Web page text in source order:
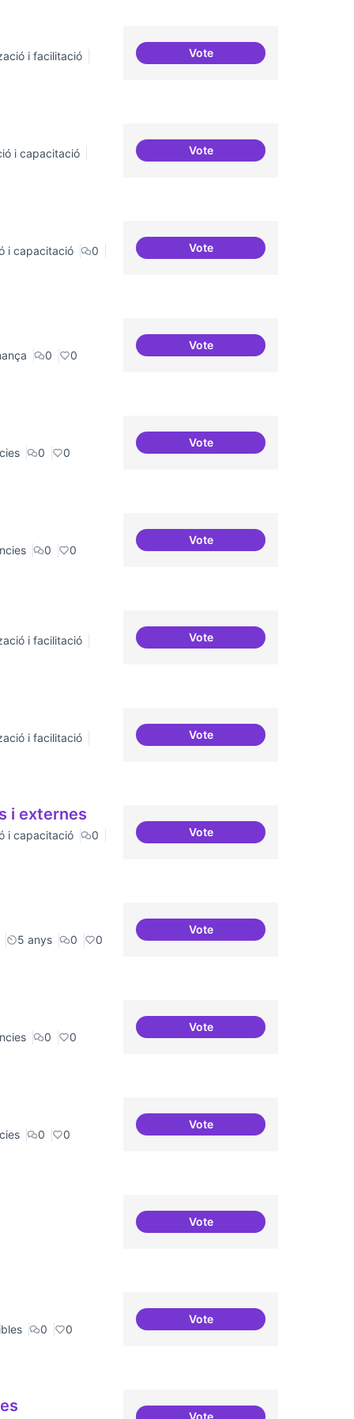
i facilitació
VoteSuport a projectes digitals i
i capacitació
VoteServei estable de migració al
i capacitació
0
VoteSensibilització FLOSS
0 0
VoteRevisió interna del Model
0 0
VoteResidències i governança
0 0
VoteResidències d'èxit
i facilitació
VoteRepositori de coneixement
i facilitació
VoteRelatoria col·laborativa
i externes
i capacitació
0
VoteRelació equilibrada entre
5 anys 0 0
VoteRefugi en cas d'un tall a
0 0
VoteRecerca i re-avaluació
0 0
VoteRecerca + residències
VoteRecerca + residències
0 0
VotePunt de defensa de Drets
Vote